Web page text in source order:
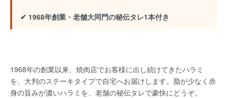
✔ 1968年創業・老舗大同門の秘伝タレ1本付き
1968年の創業以来、焼肉店でお客様に出し続けてきたハラミ
を、大判のステーキタイプで自宅へお届けします。脂が少なく赤
身の旨みが濃いハラミを、老舗の秘伝タレで豪快にどうぞ。